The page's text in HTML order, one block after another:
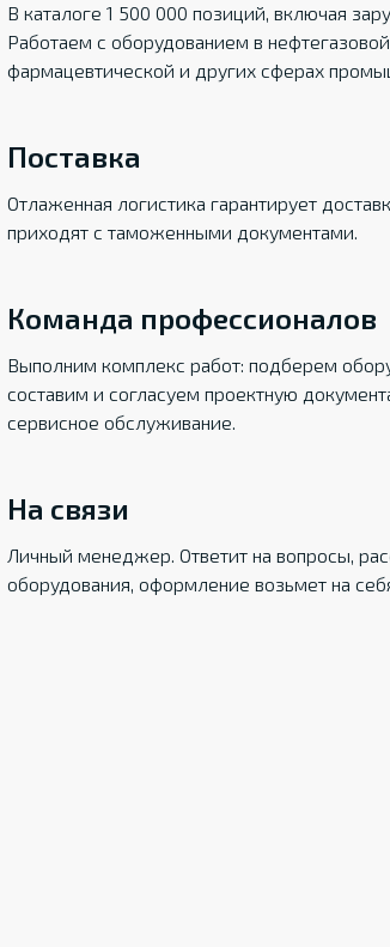
В каталоге 1 500 000 позиций, включая
Работаем с оборудованием в
фармацевтической и других сферах
Поставка
Отлаженная логистика гарантирует
приходят с таможенными документами.
Команда профессионалов
Выполним комплекс работ: подберем
составим и согласуем проектную
сервисное обслуживание.
На связи
Личный менеджер. Ответит на вопросы,
оборудования, оформление возьмет на